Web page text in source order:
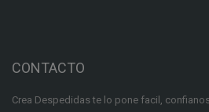
CONTACTO
Crea Despedidas te lo pone facil,